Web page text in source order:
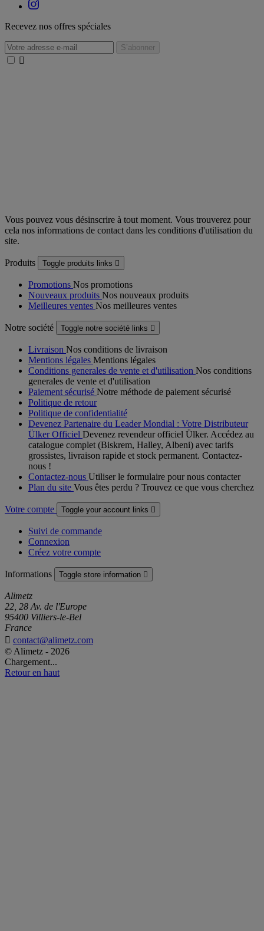
Recevez nos offres spéciales

Vous pouvez vous désinscrire à tout moment. Vous trouverez pour
cela nos informations de contact dans les conditions d'utilisation du
site.
Produits Toggle produits links 
Promotions Nos promotions
Nouveaux produits Nos nouveaux produits
Meilleures ventes Nos meilleures ventes
Notre société Toggle notre société links 
Livraison Nos conditions de livraison
Mentions légales Mentions légales
Conditions generales de vente et d'utilisation Nos conditions
generales de vente et d'utilisation
Paiement sécurisé Notre méthode de paiement sécurisé
Politique de retour
Politique de confidentialité
Devenez Partenaire du Leader Mondial : Votre Distributeur
Ülker Officiel Devenez revendeur officiel Ülker. Accédez au
catalogue complet (Biskrem, Halley, Albeni) avec tarifs
grossistes, livraison rapide et stock permanent. Contactez-
nous !
Contactez-nous Utiliser le formulaire pour nous contacter
Plan du site Vous êtes perdu ? Trouvez ce que vous cherchez
Votre compte Toggle your account links 
Suivi de commande
Connexion
Créez votre compte
Informations Toggle store information 
Alimetz
22, 28 Av. de l'Europe
95400 Villiers-le-Bel
France
 contact@alimetz.com
© Alimetz - 2026
Chargement...
Retour en haut